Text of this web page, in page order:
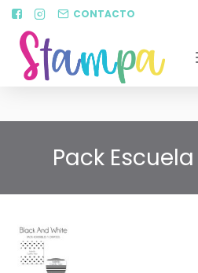
CONTACTO
Pack